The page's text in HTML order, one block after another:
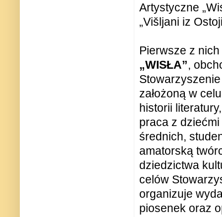
Artystyczne „
„Višljani iz
Pierwsze z
„WISŁA”,
założoną w
historii
praca z
średnich,
amatorską
dziedzictwa
celów
organizuje
piosenek oraz